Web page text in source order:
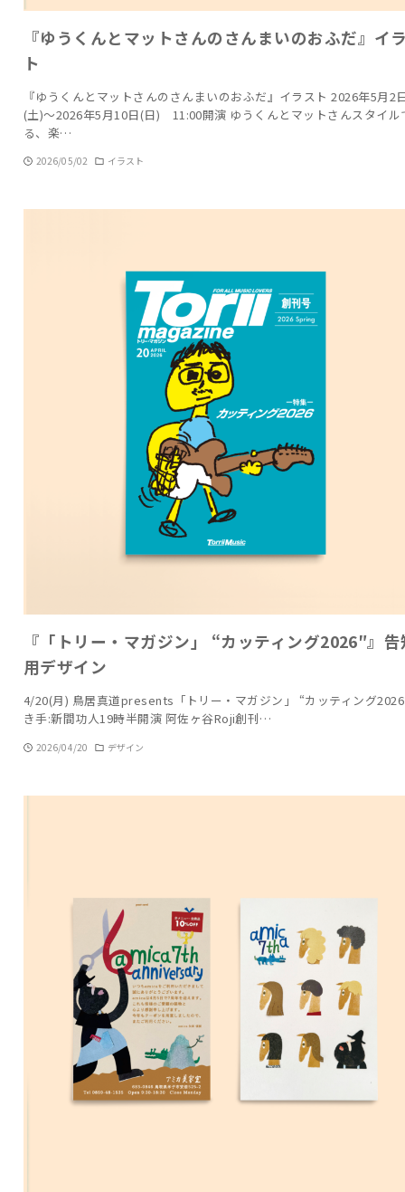
『ゆうくんとマットさんのさんまいのおふだ』イ
ト
『ゆうくんとマットさんのさんまいのおふだ』イラスト 2026年5月2
(土)〜2026年5月10日(日) 11:00開演 ゆうくんとマットさんスタイル
る、楽…
2026/05/02 イラスト
『「トリー・マガジン」 “カッティング2026″』
用デザイン
4/20(月) 鳥居真道presents「トリー・マガジン」 “カッティング
き手:新間功人19時半開演 阿佐ヶ谷Roji創刊…
2026/04/20 デザイン